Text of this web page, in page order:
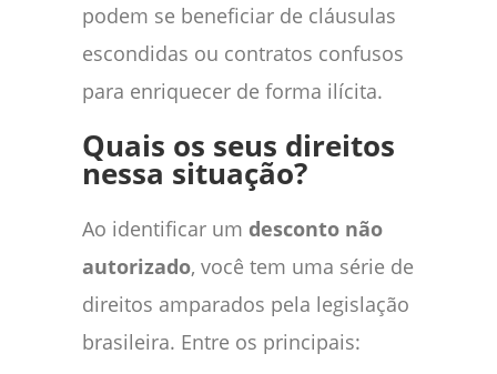
podem se beneficiar de cláusulas
escondidas ou contratos confusos
para enriquecer de forma ilícita.
Quais os seus direitos
nessa situação?
Ao identificar um desconto não
autorizado, você tem uma série de
direitos amparados pela legislação
brasileira. Entre os principais: